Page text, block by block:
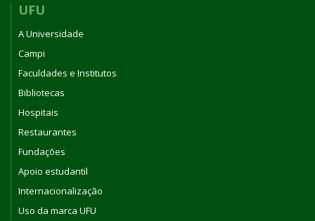
UFU
A Universidade
Campi
Faculdades e Institutos
Bibliotecas
Hospitais
Restaurantes
Fundações
Apoio estudantil
Internacionalização
Uso da marca UFU